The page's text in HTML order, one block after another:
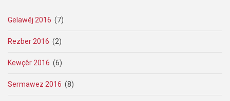
Gelawêj 2016 (7)
Rezber 2016 (2)
Kewçêr 2016 (6)
Sermawez 2016 (8)